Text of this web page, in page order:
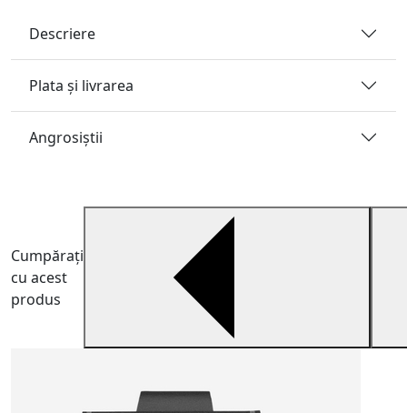
Descriere
Plata și livrarea
Angrosiştii
Cumpărați
cu acest
produs